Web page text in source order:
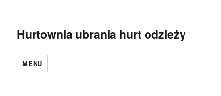
Hurtownia ubrania hurt odzieży
MENU